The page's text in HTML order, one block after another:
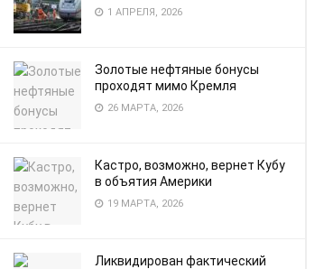
1 АПРЕЛЯ, 2026
Золотые нефтяные бонусы
проходят мимо Кремля
26 МАРТА, 2026
Кастро, возможно, вернет Кубу
в объятия Америки
19 МАРТА, 2026
Ликвидирован фактический